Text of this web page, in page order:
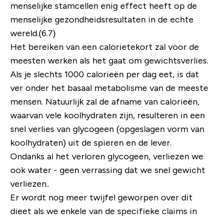
menselijke stamcellen enig effect heeft op de
menselijke gezondheidsresultaten in de echte
wereld.(6.7)
Het bereiken van een calorietekort zal voor de
meesten werken als het gaat om gewichtsverlies.
Als je slechts 1000 calorieën per dag eet, is dat
ver onder het basaal metabolisme van de meeste
mensen. Natuurlijk zal de afname van calorieën,
waarvan vele koolhydraten zijn, resulteren in een
snel verlies van glycogeen (opgeslagen vorm van
koolhydraten) uit de spieren en de lever.
Ondanks al het verloren glycogeen, verliezen we
ook water - geen verrassing dat we snel gewicht
verliezen..
Er wordt nog meer twijfel geworpen over dit
dieet als we enkele van de specifieke claims in